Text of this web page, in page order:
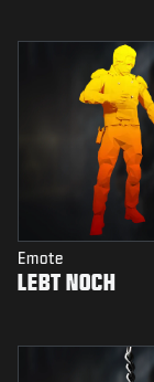
Emote
LEBT NOCH